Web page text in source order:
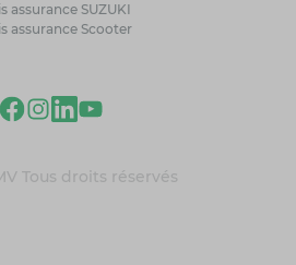
assurance SUZUKI
assurance Scooter
Tous droits réservés